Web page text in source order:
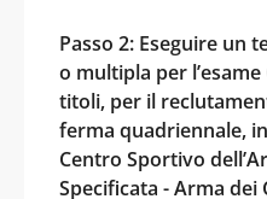
Passo 2: Eseguire un
o multipla per
titoli, per il
ferma quadriennale,
Centro Sportivo
Specificata - Arma dei